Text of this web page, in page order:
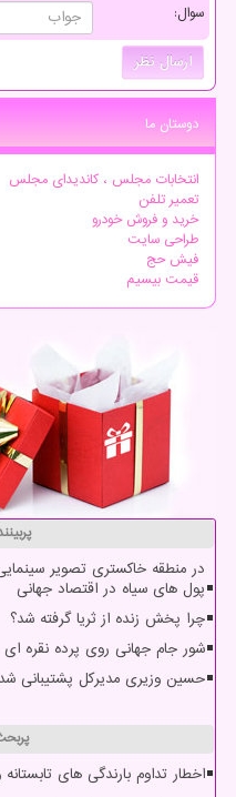
سوال:
دوستان ما
انتخابات مجلس ، کاندیدای مجلس
تعمیر تلفن
خرید و فروش خودرو
طراحی سایت
فیش حج
قیمت بیسیم
در منطقه خاکستری تصویر
پول های سیاه در اقتصاد جهانی
چرا پخش زنده از ثریا گرفته شد؟
شور جام جهانی روی پرده نقره ای
حسین وزیری مدیرکل پشتیبانی شد
اخطار تداوم بارندگی های تابستانه و رعدوبرق در